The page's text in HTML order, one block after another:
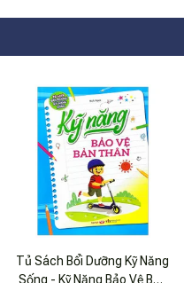
Tủ Sách Bổi Dưỡng Kỹ Năng
Sống - Kỹ Năng Bảo Vệ Bản